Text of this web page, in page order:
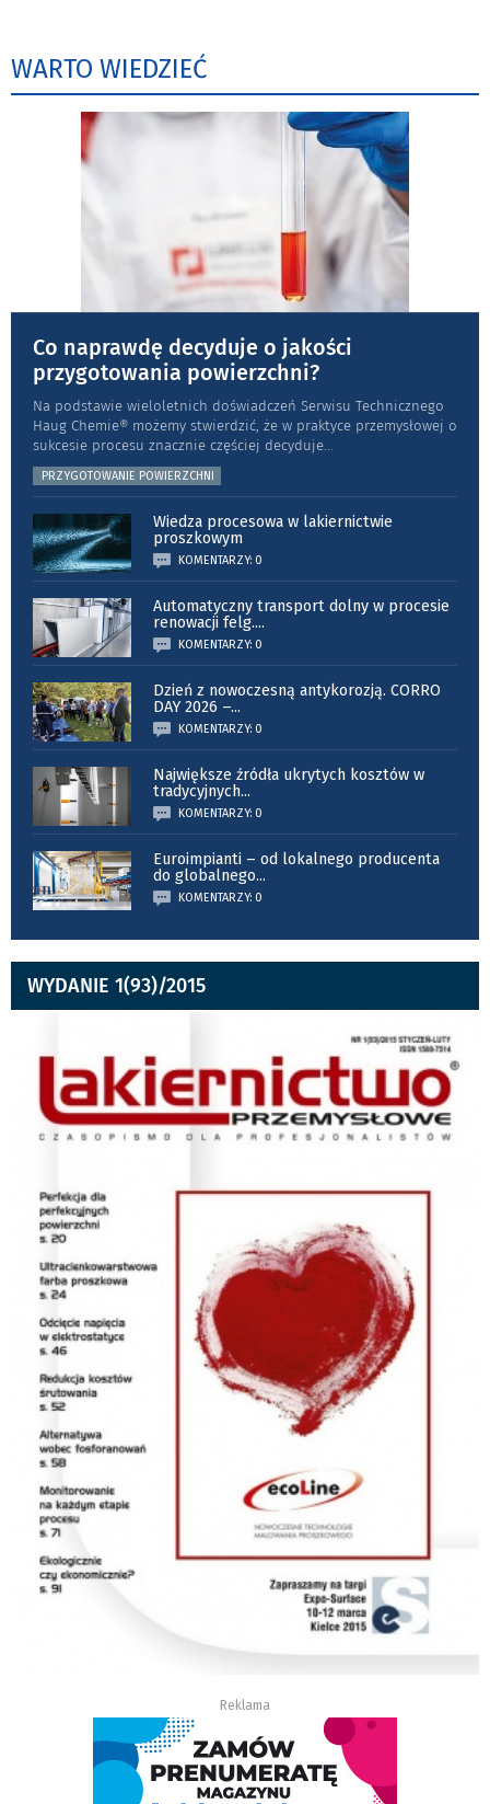
WARTO WIEDZIEĆ
Co naprawdę decyduje o jakości
przygotowania powierzchni?
Na podstawie wieloletnich doświadczeń Serwisu Technicznego
Haug Chemie® możemy stwierdzić, że w praktyce przemysłowej o
sukcesie procesu znacznie częściej decyduje
PRZYGOTOWANIE POWIERZCHNI
Wiedza procesowa w lakiernictwie
proszkowym
KOMENTARZY: 0
Automatyczny transport dolny w procesie
renowacji felg....
KOMENTARZY: 0
Dzień z nowoczesną antykorozją. CORRO
DAY 2026 –...
KOMENTARZY: 0
Największe źródła ukrytych kosztów w
tradycyjnych...
KOMENTARZY: 0
Euroimpianti – od lokalnego producenta
do globalnego...
KOMENTARZY: 0
WYDANIE 1(93)/2015
Reklama